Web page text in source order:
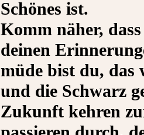
Schönes ist.
Komm näher,
deinen
müde bist du, das
und die Schwarz
Zukunft kehren